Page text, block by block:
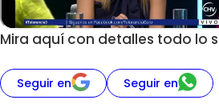
Mira aquí con detalles todo lo
Seguir en Seguir en